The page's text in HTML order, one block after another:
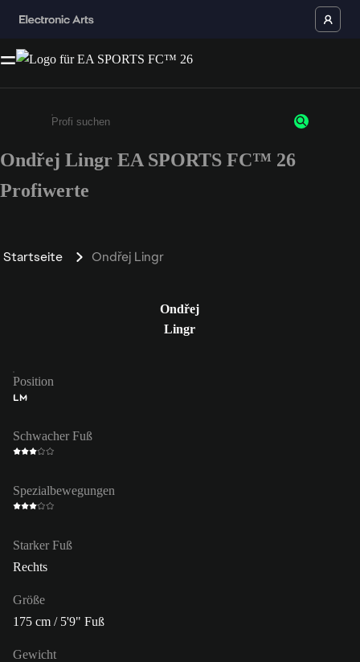
Gib mindestens 3 Zeichen oder Ziffern ein
Ondřej Lingr EA SPORTS FC™ 26
Profiwerte
Startseite Ondřej Lingr
Ondřej
Lingr
Position
LM
Schwacher Fuß
Spezialbewegungen
Starker Fuß
Rechts
Größe
175 cm / 5'9" Fuß
Gewicht